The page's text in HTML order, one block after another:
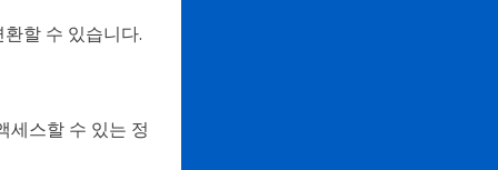
할 수 있습니다.
세스할 수 있는 정